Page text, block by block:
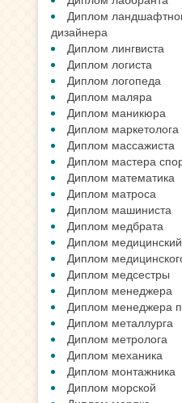
Диплом
дизайнера
Диплом лингвиста
Диплом логиста
Диплом логопеда
Диплом маляра
Диплом маникюра
Диплом маркетолога
Диплом массажиста
Диплом мастера
Диплом математика
Диплом матроса
Диплом машиниста
Диплом медбрата
Диплом медицинский
Диплом
Диплом медсестры
Диплом менеджера
Диплом менеджера
Диплом металлурга
Диплом метролога
Диплом механика
Диплом монтажника
Диплом морской